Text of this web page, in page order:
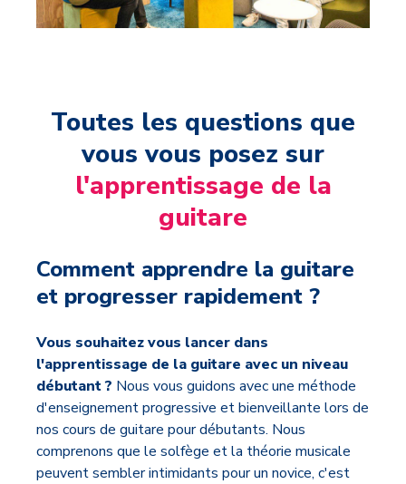
Toutes les questions que
vous vous posez sur
l'apprentissage de la
guitare
Comment apprendre la guitare
et progresser rapidement ?
Vous souhaitez vous lancer dans
l'apprentissage de la guitare avec un niveau
débutant ? Nous vous guidons avec une méthode
d'enseignement progressive et bienveillante lors de
nos cours de guitare pour débutants. Nous
comprenons que le solfège et la théorie musicale
peuvent sembler intimidants pour un novice, c'est